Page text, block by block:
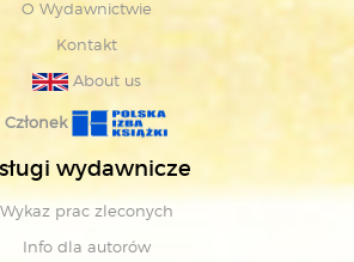
O Wydawnictwie
Kontakt
About us
Członek
wydawnicze
Wykaz prac zleconych
Info dla autorów